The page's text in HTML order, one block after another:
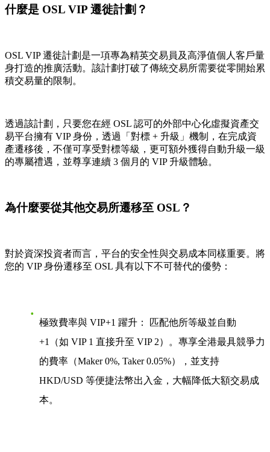
什麼是 OSL VIP 遷徙計劃？
OSL VIP 遷徙計劃是一項專為精英交易員及高淨值個人客戶量
身打造的推廣活動。該計劃打破了傳統交易所需要從零開始累
積交易量的限制。
透過該計劃，只要您在經 OSL 認可的外部中心化虛擬資產交
易平台擁有 VIP 身份，透過「對標 + 升級」機制，在完成資
產遷移後，不僅可享受對標等級，更可額外獲得自動升級一級
的專屬禮遇，並尊享連續 3 個月的 VIP 升級體驗。
為什麼要從其他交易所遷移至 OSL？
對於資深投資者而言，平台的安全性與交易成本同樣重要。將
您的 VIP 身份遷移至 OSL 具有以下不可替代的優勢：
極致費率與 VIP+1 躍升：
匹配他所等級並自動
+1（如 VIP 1 直接升至 VIP 2）。專享全港最具競爭力
的費率（Maker 0%, Taker 0.05%），並支持
HKD/USD 等便捷法幣出入金，大幅降低大額交易成
本。